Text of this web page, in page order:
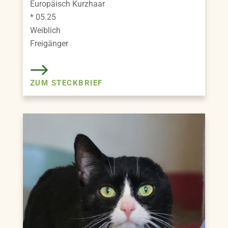
Europäisch Kurzhaar
* 05.25
Weiblich
Freigänger
ZUM STECKBRIEF